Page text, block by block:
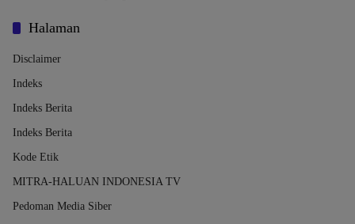
Halaman
Disclaimer
Indeks
Indeks Berita
Indeks Berita
Kode Etik
MITRA-HALUAN INDONESIA TV
Pedoman Media Siber